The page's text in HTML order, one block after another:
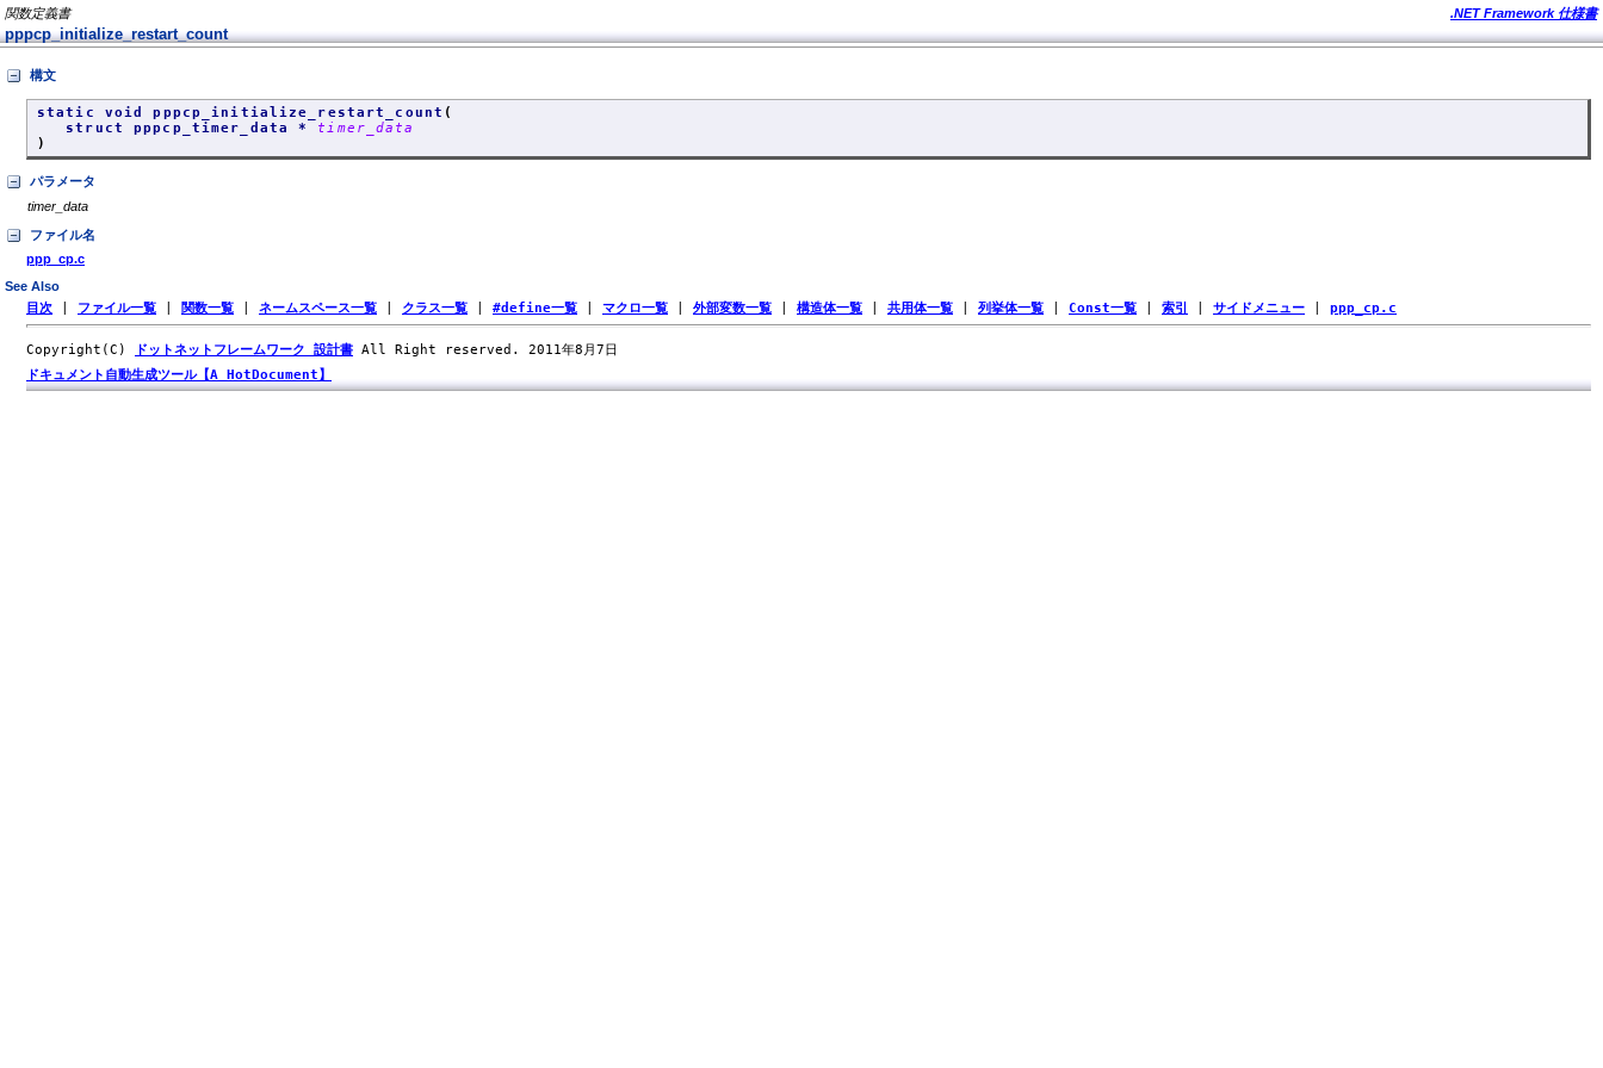
関数定義書 .NET Framework 仕様書
pppcp_initialize_restart_count
構文
static void pppcp_initialize_restart_count (
struct pppcp_timer_data * timer_data
)
パラメータ
timer_data
ファイル名
ppp_cp.c
See Also
目次 ファイル一覧 関数一覧 ネームスペース一覧 クラス一覧 #define一覧 マクロ一覧 外部変数一覧 構造体一覧 共用体一覧 列挙体一覧 Const一覧 索引 サイドメニュー ppp_cp.c
Copyright(C) ドットネットフレームワーク 設計書 All Right reserved. 2011年8月7日
ドキュメント自動生成ツール【A HotDocument】